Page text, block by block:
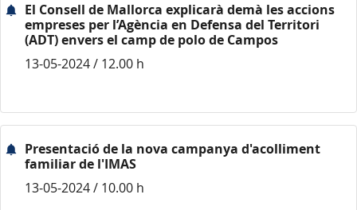
El Consell de Mallorca explicarà demà les accions
empreses per l’Agència en Defensa del Territori
(ADT) envers el camp de polo de Campos
13-05-2024 / 12.00 h
Presentació de la nova campanya d'acolliment
familiar de l'IMAS
13-05-2024 / 10.00 h